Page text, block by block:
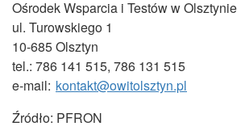
Ośrodek Wsparcia i Testów w Olsztynie
ul. Turowskiego 1
10-685 Olsztyn
tel.: 786 141 515, 786 131 515
e-mail: kontakt@owitolsztyn.pl
Źródło: PFRON